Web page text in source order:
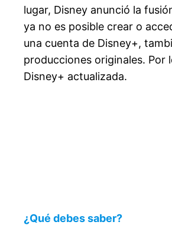
lugar, Disney anunció la
ya no es posible crear o
una cuenta de Disney+,
producciones originales. Por
Disney+ actualizada.
¿Qué debes saber?